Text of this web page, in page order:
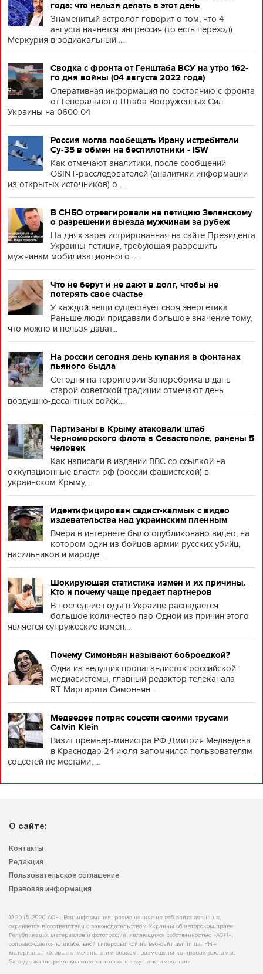
года: что нельзя делать в этот день
Знаменитый астролог говорит о том, что 4
августа начнется ингрессия (то есть переход)
Меркурия в зодиакальный ...
Сводка с фронта от Генштаба ВСУ на утро 162-
го дня войны (04 августа 2022 года)
Оперативная информация по состоянию с фронта
от Генерального Штаба Вооруженных Сил
Украины на 0600 04
Россия могла пообещать Ирану истребители
Су-35 в обмен на беспилотники - ISW
Как отмечают аналитики, после сообщений
OSINT-расследователей (аналитики информации
из открытых источников) о ...
В СНБО отреагировали на петицию Зеленскому
о разрешении выезда мужчинам за рубеж
На днях зарегистрированная на сайте Президента
Украины петиция, требующая разрешить
мужчинам мобилизационного ...
Что не берут и не дают в долг, чтобы не
потерять свое счастье
У каждой вещи существует своя энергетика
Раньше люди придавали большое значение тому,
что можно и нельзя дават...
На россии сегодня день купания в фонтанах
пьяного быдла
Сегодня на территории Запоребрика в дань
старой советской традиции отмечают день
воздушно-десантных войск...
Партизаны в Крыму атаковали штаб
Черноморского флота в Севастополе, ранены 5
человек
Как написали в издании BBC со ссылкой на
оккупационные власти рф (россии фашистской) в
украинском Крыму, ...
Идентифицирован садист-калмык с видео
издевательства над украинским пленным
Вчера в интернете было опубликовано видео, на
котором один из бойцов армии русских убийц,
насильников и мароде...
Шокирующая статистика измен и их причины.
Кто и почему чаще предает партнеров
В последние годы в Украине распадается
большое количество пар Одной из причин этого
является супружеские измен...
Почему Симоньян называют боброедкой?
Одна из ведущих пропагандисток российской
медиасистемы, главный редактор телеканала
RT Маргарита Симоньян...
Медведев потряс соцсети своими трусами
Calvin Klein
Визит премьер-министра РФ Дмитрия Медведева
в Краснодар 24 июля запомнился пользователям
соцсетей не местами, ...
О сайте:
Контакты
Редакция
Пользовательское соглашение
Правовая информация
© 2015-2020 АСН. Вся информация, размещенная на веб-сайте asn.in.ua,
охраняется в соответствии с законодательством Украины об авторском праве.
Републикация материалов и фотографий, являющихся собственностью «АСН»,
сопровождается кликабельной гиперссылкой на веб-сайт asn.іn.ua. PR –
материалы, которые отмечены этим знаком, размещены на правах рекламы.
За содержание рекламы ответственность несут рекламодатели.